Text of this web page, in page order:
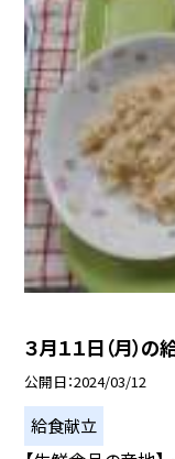
３月１１日（月）の
公開日 2024/03/12
給食献立